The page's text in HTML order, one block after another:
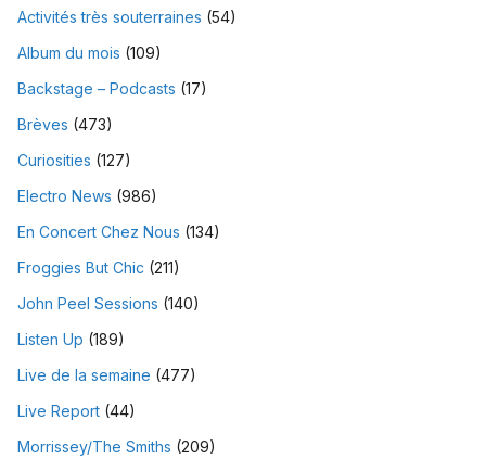
Activités très souterraines (54)
Album du mois (109)
Backstage – Podcasts (17)
Brèves (473)
Curiosities (127)
Electro News (986)
En Concert Chez Nous (134)
Froggies But Chic (211)
John Peel Sessions (140)
Listen Up (189)
Live de la semaine (477)
Live Report (44)
Morrissey/The Smiths (209)